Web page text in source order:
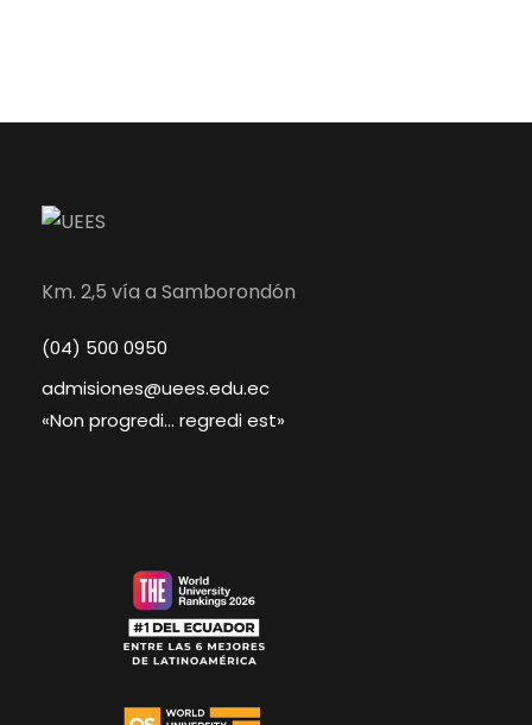
Km. 2,5 vía a Samborondón
(04) 500 0950
admisiones@uees.edu.ec
«Non progredi… regredi est»